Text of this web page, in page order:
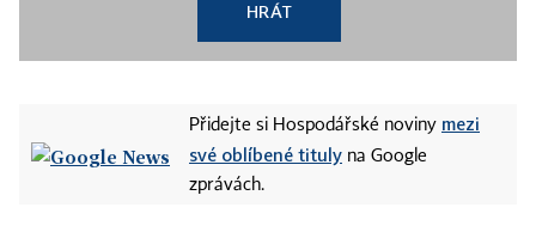
HRÁT
Přidejte si Hospodářské noviny mezi
své oblíbené tituly na Google
zprávách.